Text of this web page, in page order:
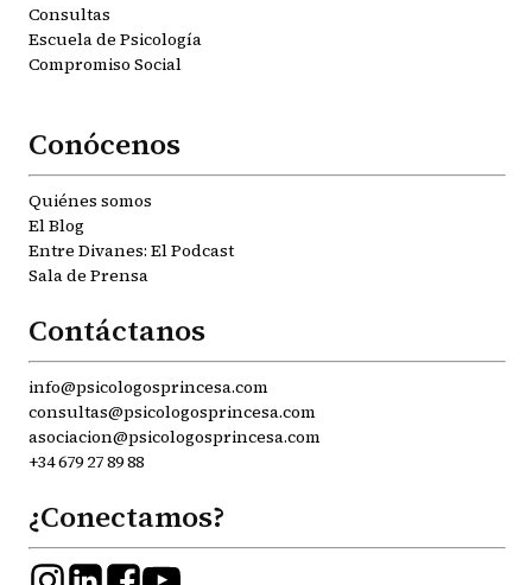
Consultas
Escuela de Psicología
Compromiso Social
Conócenos
Quiénes somos
El Blog
Entre Divanes: El Podcast
Sala de Prensa
Contáctanos
info@psicologosprincesa.com
consultas@psicologosprincesa.com
asociacion@psicologosprincesa.com
+34 679 27 89 88
¿Conectamos?